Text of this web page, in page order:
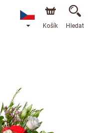
Košík Hledat